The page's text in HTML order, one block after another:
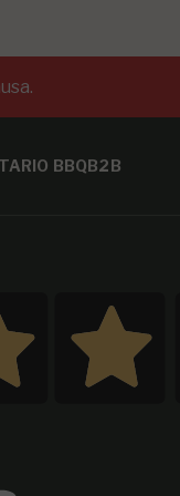
BBQB2B